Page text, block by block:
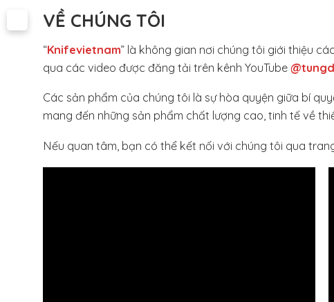
VỀ CHÚNG TÔI
“Knifevietnam” là không gian nơi chúng tôi giới thiệu
qua các video được đăng tải trên kênh YouTube
Các sản phẩm của chúng tôi là sự hòa quyện giữa bí
mang đến những sản phẩm chất lượng cao, tinh tế về
Nếu quan tâm, bạn có thể kết nối với chúng tôi qua